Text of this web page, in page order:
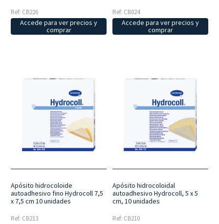
Ref: CB226
Accede para ver precios y
comprar
Ref: CB024
Accede para ver precios y
comprar
Apósito hidrocoloide
autoadhesivo fino Hydrocoll 7,5
x 7,5 cm 10 unidades
Ref: CB213
Apósito hidrocoloidal
autoadhesivo Hydrocoll, 5 x 5
cm, 10 unidades
Ref: CB210